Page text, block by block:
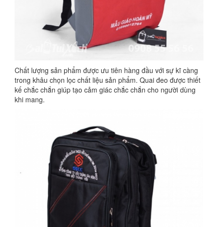
Chất lượng sản phẩm được ưu tiên hàng đầu với sự kĩ càng
trong khâu chọn lọc chất liệu sản phẩm. Quai đeo được thiết
kế chắc chắn giúp tạo cảm giác chắc chắn cho người dùng
khi mang.